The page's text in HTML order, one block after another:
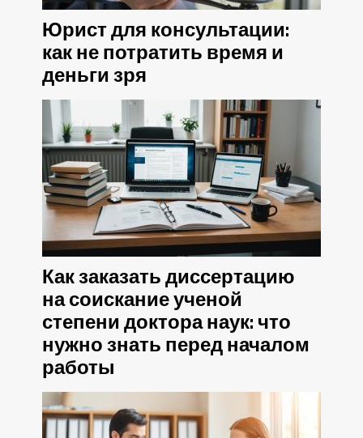
Юрист для консультации:
как не потратить время и
деньги зря
Как заказать диссертацию
на соискание ученой
степени доктора наук: что
нужно знать перед началом
работы